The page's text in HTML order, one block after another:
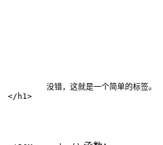
			没错，这就是一个简单的标签。
		</h1>